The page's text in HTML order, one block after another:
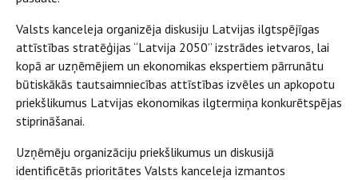
Valsts kanceleja organizēja diskusiju Latvijas ilgtspējīgas
attīstības stratēģijas “Latvija 2050” izstrādes ietvaros, lai
kopā ar uzņēmējiem un ekonomikas ekspertiem pārrunātu
būtiskākās tautsaimniecības attīstības izvēles un apkopotu
priekšlikumus Latvijas ekonomikas ilgtermiņa konkurētspējas
stiprināšanai.
Uzņēmēju organizāciju priekšlikumus un diskusijā
identificētās prioritātes Valsts kanceleja izmantos